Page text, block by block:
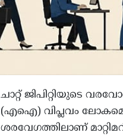
ചാറ്റ് ജിപിറ്റിയുടെ
(എഐ) വിപ്ലവം
ശരവേഗത്തിലാണ്